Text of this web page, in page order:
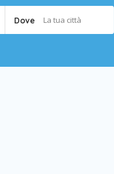
Dove La tua città